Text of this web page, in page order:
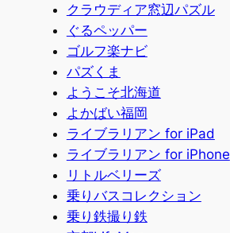
クラウディア窓辺パズル
ぐるペッパー
ゴルフ楽ナビ
パズくま
ようこそ北海道
よかばい福岡
ライブラリアン for iPad
ライブラリアン for iPhone
リトルベリーズ
乗りバスコレクション
乗り鉄撮り鉄